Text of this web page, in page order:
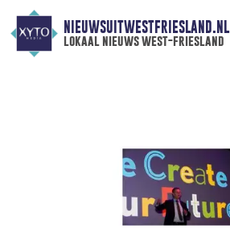
NIEUWSUITWESTFRIESLAND.NL
lokaal nieuws west-friesland